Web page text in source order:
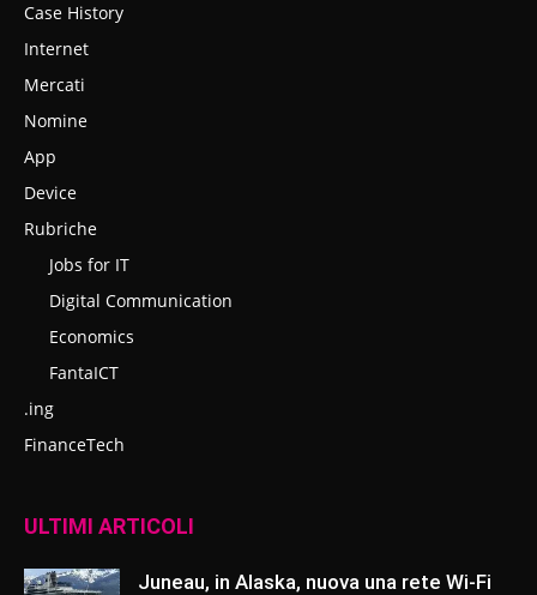
Case History
Internet
Mercati
Nomine
App
Device
Rubriche
Jobs for IT
Digital Communication
Economics
FantaICT
.ing
FinanceTech
ULTIMI ARTICOLI
Juneau, in Alaska, nuova una rete Wi-Fi